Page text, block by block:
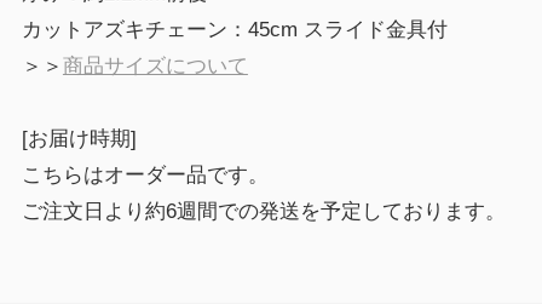
カットアズキチェーン：45cm スライド金具付
＞＞ 商品サイズについて
[お届け時期]
こちらはオーダー品です。
ご注文日より約6週間での発送を予定しております。